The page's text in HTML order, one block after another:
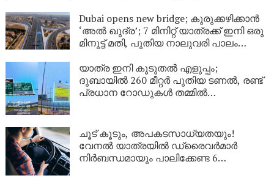
Dubai opens new bridge; കുരുക്കഴിക്കാൻ
‘അൽ ഖുദ്ര’; 7 മിനിറ്റ് യാത്രക്ക് ഇനി ഒരു
മിനുട്ട് മതി, പുതിയ നാലുവരി പാലം
യാത്ര ഇനി കൂടുതൽ എളുപ്പം;
ദുബായിൽ 260 മീറ്റർ പുതിയ ടണൽ, രണ്ട്
പ്രധാന റോഡുകൾ തമ്മിൽ
ചൂട് കൂടും, അപകടസാധ്യതയും!
വേനൽ യാത്രയിൽ ഡ്രൈവർമാർ
നിർബന്ധമായും പാലിക്കേണ്ട 6